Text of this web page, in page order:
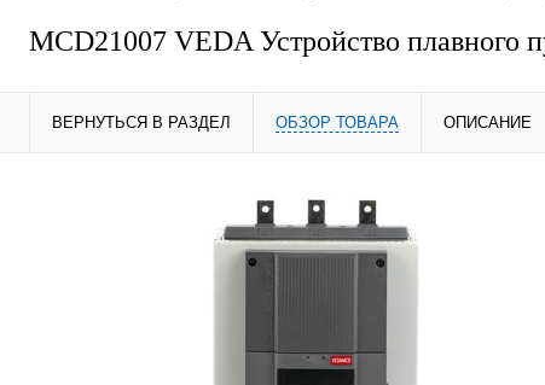
MCD21007 VEDA Устройство плавного
ВЕРНУТЬСЯ В РАЗДЕЛ ОБЗОР ТОВАРА ОПИСАНИЕ